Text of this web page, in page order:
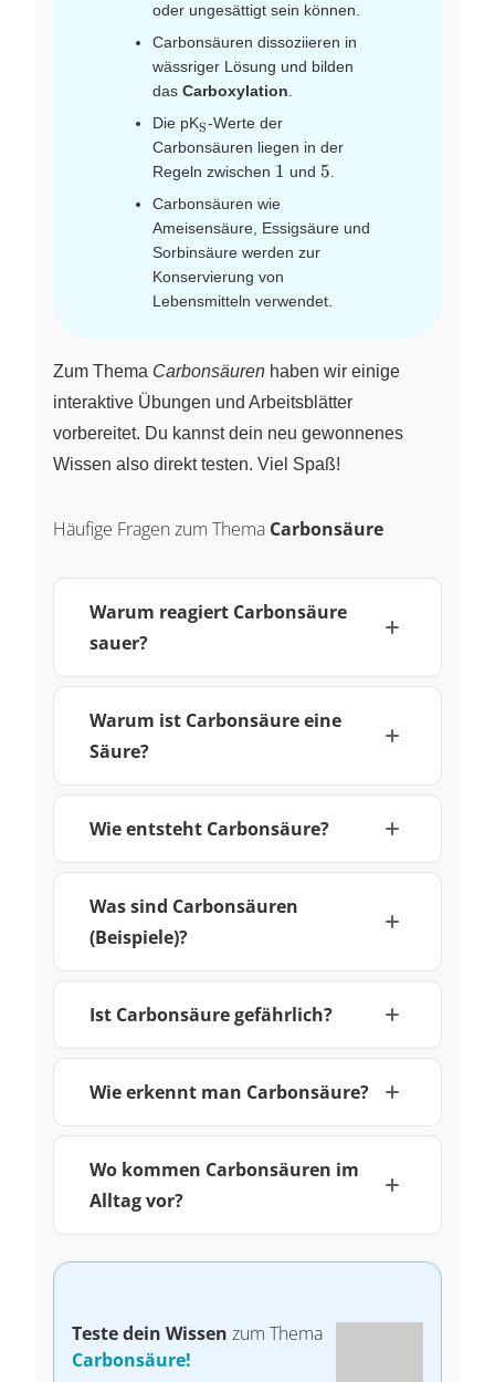
oder ungesättigt sein können.
Carbonsäuren dissoziieren in
wässriger Lösung und bilden
das Carboxylation.
Die pK\ce{_S}
X
S-Werte der
Carbonsäuren liegen in der
Regeln zwischen 1
1 und 5
5.
Carbonsäuren wie
Ameisensäure, Essigsäure und
Sorbinsäure werden zur
Konservierung von
Lebensmitteln verwendet.
Zum Thema Carbonsäuren haben wir einige
interaktive Übungen und Arbeitsblätter
vorbereitet. Du kannst dein neu gewonnenes
Wissen also direkt testen. Viel Spaß!
Häufige Fragen zum Thema Carbonsäure
Warum reagiert Carbonsäure
sauer?
Warum ist Carbonsäure eine
Säure?
Wie entsteht Carbonsäure?
Was sind Carbonsäuren
(Beispiele)?
Ist Carbonsäure gefährlich?
Wie erkennt man Carbonsäure?
Wo kommen Carbonsäuren im
Alltag vor?
Teste dein Wissen zum Thema
Carbonsäure!